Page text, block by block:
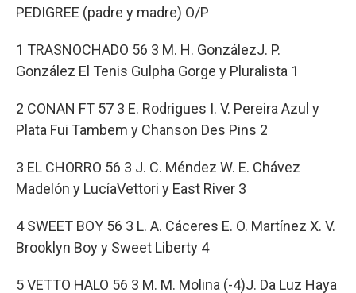
PEDIGREE (padre y madre) O/P
1 TRASNOCHADO 56 3 M. H. GonzálezJ. P.
González El Tenis Gulpha Gorge y Pluralista 1
2 CONAN FT 57 3 E. Rodrigues I. V. Pereira Azul y
Plata Fui Tambem y Chanson Des Pins 2
3 EL CHORRO 56 3 J. C. Méndez W. E. Chávez
Madelón y LucíaVettori y East River 3
4 SWEET BOY 56 3 L. A. Cáceres E. O. Martínez X. V.
Brooklyn Boy y Sweet Liberty 4
5 VETTO HALO 56 3 M. M. Molina (-4)J. Da Luz Haya